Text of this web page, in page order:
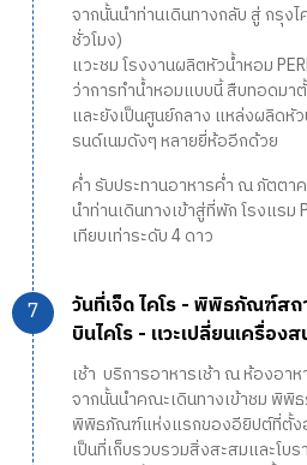
จากนั้นนำท่านเดินทางกลับ สู่ กรุงไ
ชั่วโมง)
แวะชม โรงงานผลิตหัวน้ำหอม
ว่าการทำน้ำหอมแบบนี้ สืบทอดม
และยังเป็นศูนย์กลาง แหล่งผลิดหั
รนด์เนมดังๆ หลายยี่ห้ออีกด้วย
ค่ำ รับประทานอาหารค่ำ ณ ภัตตา
นำท่านเดินทางเข้าสู่ที่พัก โรงแรม
เทียบเท่าระดับ 4 ดาว
วันที่เจ็ด ไคโร - พิพิธภัณฑ์ส
บินไคโร - แวะเปลี่ยนเครื่อง
เช้า บริการอาหารเช้า ณ ห้องอา
จากนั้นนำคณะเดินทางเข้าชม พิพิ
พิพิธภัณฑ์แห่งแรกของอียิปต์ที่ตั้ง
เป็นที่เก็บรวบรวมสิ่งสะสมและโ